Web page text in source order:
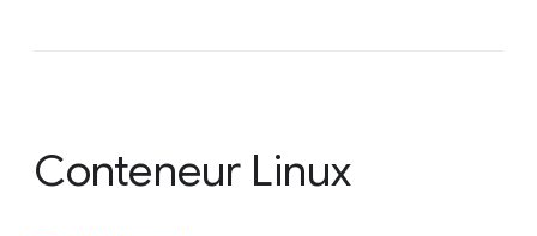
Conteneur Linux